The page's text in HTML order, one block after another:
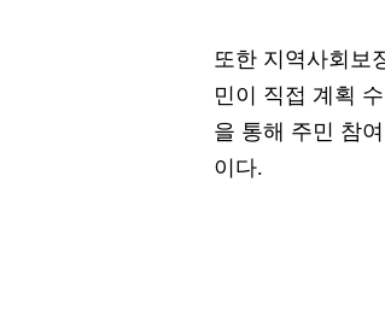
또한 지역사회보
민이 직접 계획
을 통해 주민 참
이다.